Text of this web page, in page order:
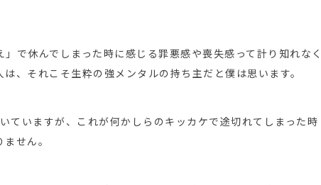
で休んでしまった時に感じる罪悪感や喪失感って計り知れなく
、それこそ生粋の強メンタルの持ち主だと僕は思います。
ていますが、これが何かしらのキッカケで途切れてしまった時
せん。